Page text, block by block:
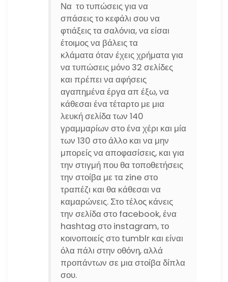
Να το τυπώσεις για να
σπάσεις το κεφάλι σου να
φτιάξεις τα σαλόνια, να είσαι
έτοιμος να βάλεις τα
κλάματα όταν έχεις χρήματα για
να τυπώσεις μόνο 32 σελίδες
και πρέπει να αφήσεις
αγαπημένα έργα απ έξω, να
κάθεσαι ένα τέταρτο με μια
λευκή σελίδα των 140
γραμμαρίων στο ένα χέρι και μία
των 130 στο άλλο και να μην
μπορείς να αποφασίσεις, και για
την στιγμή που θα τοποθετήσεις
την στοίβα με τα zine στο
τραπέζι και θα κάθεσαι να
καμαρώνεις. Στο τέλος κάνεις
την σελίδα στο facebook, ένα
hashtag στο instagram, το
κοινοποιείς στο tumblr και είναι
όλα πάλι στην οθόνη, αλλά
προπάντων σε μια στοίβα δίπλα
σου.